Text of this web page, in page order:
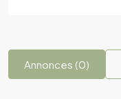
Annonces (0)